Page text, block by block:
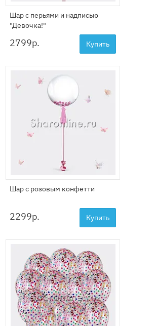
Шар с перьями и надписью
"Девочка!"
2799р. Купить
Шар с розовым конфетти
2299р. Купить